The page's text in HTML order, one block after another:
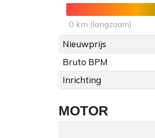
0 km (langzaam)
Nieuwprijs
Bruto BPM
Inrichting
MOTOR